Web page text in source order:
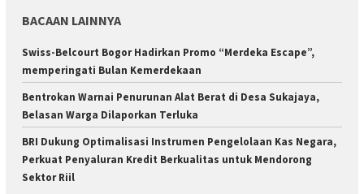
BACAAN LAINNYA
Swiss-Belcourt Bogor Hadirkan Promo “Merdeka Escape”,
memperingati Bulan Kemerdekaan
Bentrokan Warnai Penurunan Alat Berat di Desa Sukajaya,
Belasan Warga Dilaporkan Terluka
BRI Dukung Optimalisasi Instrumen Pengelolaan Kas Negara,
Perkuat Penyaluran Kredit Berkualitas untuk Mendorong
Sektor Riil